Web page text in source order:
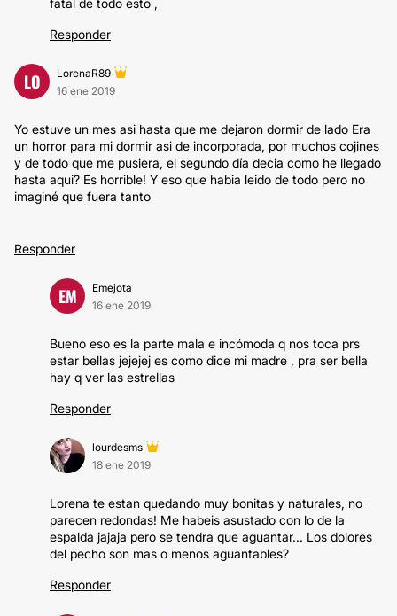
fatal de todo esto ,
Responder
LO
LorenaR89
16 ene 2019
Yo estuve un mes asi hasta que me dejaron dormir de lado Era
un horror para mi dormir asi de incorporada, por muchos cojines
y de todo que me pusiera, el segundo día decia como he llegado
hasta aqui? Es horrible! Y eso que habia leido de todo pero no
imaginé que fuera tanto
Responder
EM
Emejota
16 ene 2019
Bueno eso es la parte mala e incómoda q nos toca prs
estar bellas jejejej es como dice mi madre , pra ser bella
hay q ver las estrellas
Responder
lourdesms
18 ene 2019
Lorena te estan quedando muy bonitas y naturales, no
parecen redondas! Me habeis asustado con lo de la
espalda jajaja pero se tendra que aguantar... Los dolores
del pecho son mas o menos aguantables?
Responder